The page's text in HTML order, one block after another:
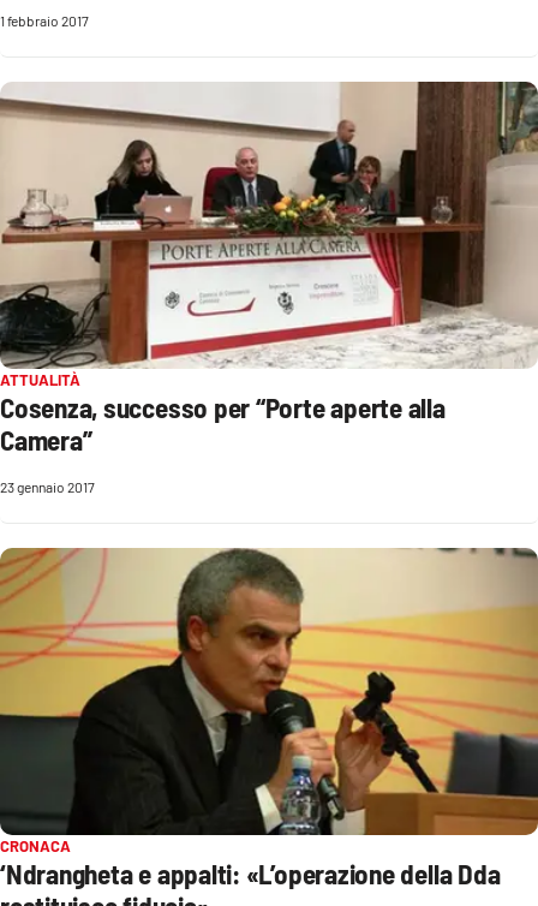
Eventi
Storie
LAC
NETWORK
Lacplay.it
Lactv.it
Laconair.it
Lacitymag.it
Lacapitalenews.it
Ilreggino.it
Cosenzachannel.it
Ilvibonese.it
Catanzarochannel.it
1 febbraio 2017
ATTUALITÀ
Cosenza, successo per “Porte aperte alla
Camera”
23 gennaio 2017
CRONACA
‘Ndrangheta e appalti: «L’operazione della Dda